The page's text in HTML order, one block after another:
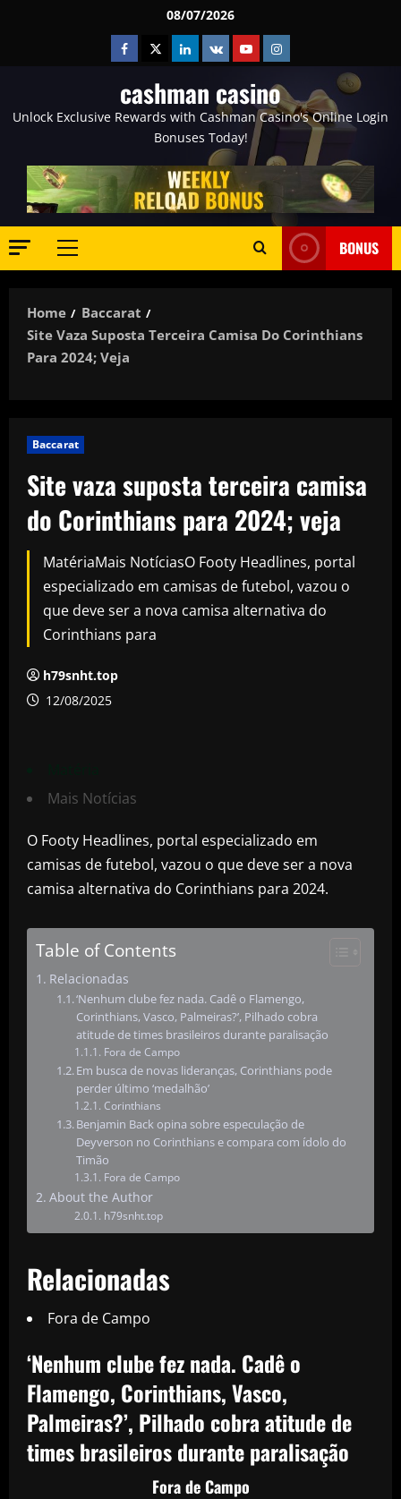
08/07/2026
Facebook
TwitterLinkedin
VK YoutubeInstagram
cashman casino
Unlock Exclusive Rewards with Cashman Casino's Online Login
Bonuses Today!
Primary
BONUS
Home
Baccarat
Site Vaza Suposta Terceira Camisa Do Corinthians
Para 2024; Veja
Baccarat
Site vaza suposta terceira camisa
do Corinthians para 2024; veja
MatériaMais NotíciasO Footy Headlines, portal
especializado em camisas de futebol, vazou o
que deve ser a nova camisa alternativa do
Corinthians para
h79snht.top
12/08/2025
Mais Notícias
O Footy Headlines, portal especializado em
camisas de futebol, vazou o que deve ser a nova
camisa alternativa do Corinthians para 2024.
Table of Contents
Relacionadas
‘Nenhum clube fez nada. Cadê o Flamengo,
Corinthians, Vasco, Palmeiras?’, Pilhado cobra
atitude de times brasileiros durante paralisação
Fora de Campo
Em busca de novas lideranças, Corinthians pode
perder último ‘medalhão’
Corinthians
Benjamin Back opina sobre especulação de
Deyverson no Corinthians e compara com ídolo do
Timão
Fora de Campo
About the Author
h79snht.top
Relacionadas
Fora de Campo
‘Nenhum clube fez nada. Cadê o
Flamengo, Corinthians, Vasco,
Palmeiras?’, Pilhado cobra atitude de
times brasileiros durante paralisação
Fora de Campo